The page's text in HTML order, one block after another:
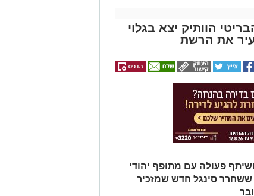
הוותיק יצא בגלוי
את הרשת
פעולה עם מתופף יהודי
ששחרר סינגל חדש שמזכיר